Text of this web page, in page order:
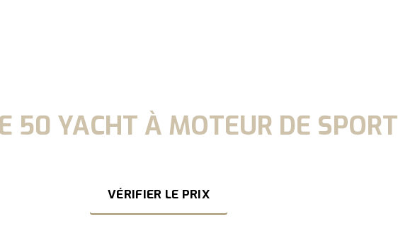
50 YACHT À MOTEUR DE SPORT
VÉRIFIER LE PRIX